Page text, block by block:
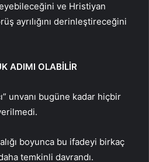
ve Hristiyan
ayrılığını derinleştireceğini
ADIMI OLABİLİR
unvanı bugüne kadar hiçbir
boyunca bu ifadeyi birkaç
temkinli davrandı.